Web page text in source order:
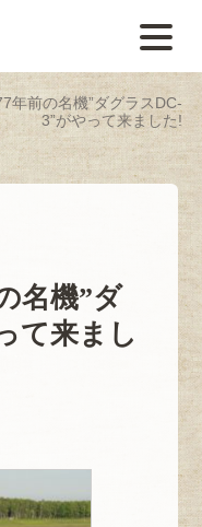
年前の名機”ダグラスDC-
3”がやって来ました!
名機”ダ
て来まし